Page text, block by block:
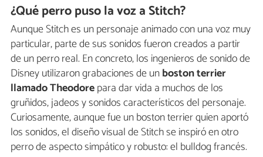
¿Qué perro puso la voz a Stitch?
Aunque Stitch es un personaje animado con una voz muy
particular, parte de sus sonidos fueron creados a partir
de un perro real. En concreto, los ingenieros de sonido de
Disney utilizaron grabaciones de unboston terrier
llamado Theodorepara dar vida a muchos de los
gruñidos, jadeos y sonidos característicos del personaje.
Curiosamente, aunque fue un boston terrier quien aportó
los sonidos, el diseño visual de Stitch se inspiró en otro
perro de aspecto simpático y robusto: el bulldog francés.